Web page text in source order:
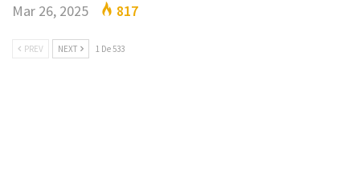
Mar 26, 2025 817
PREV NEXT 1 De 533